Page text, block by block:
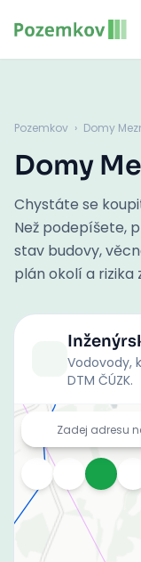
Pozemkov › Domy
Domy
Chystáte se
Než podepíšete,
stav budovy,
plán okolí a rizika
Vodovody,
DTM ČÚZK.